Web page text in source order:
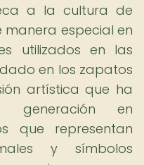
a la cultura de
manera especial en
utilizados en las
en los zapatos
artística que ha
generación en
que representan
y símbolos